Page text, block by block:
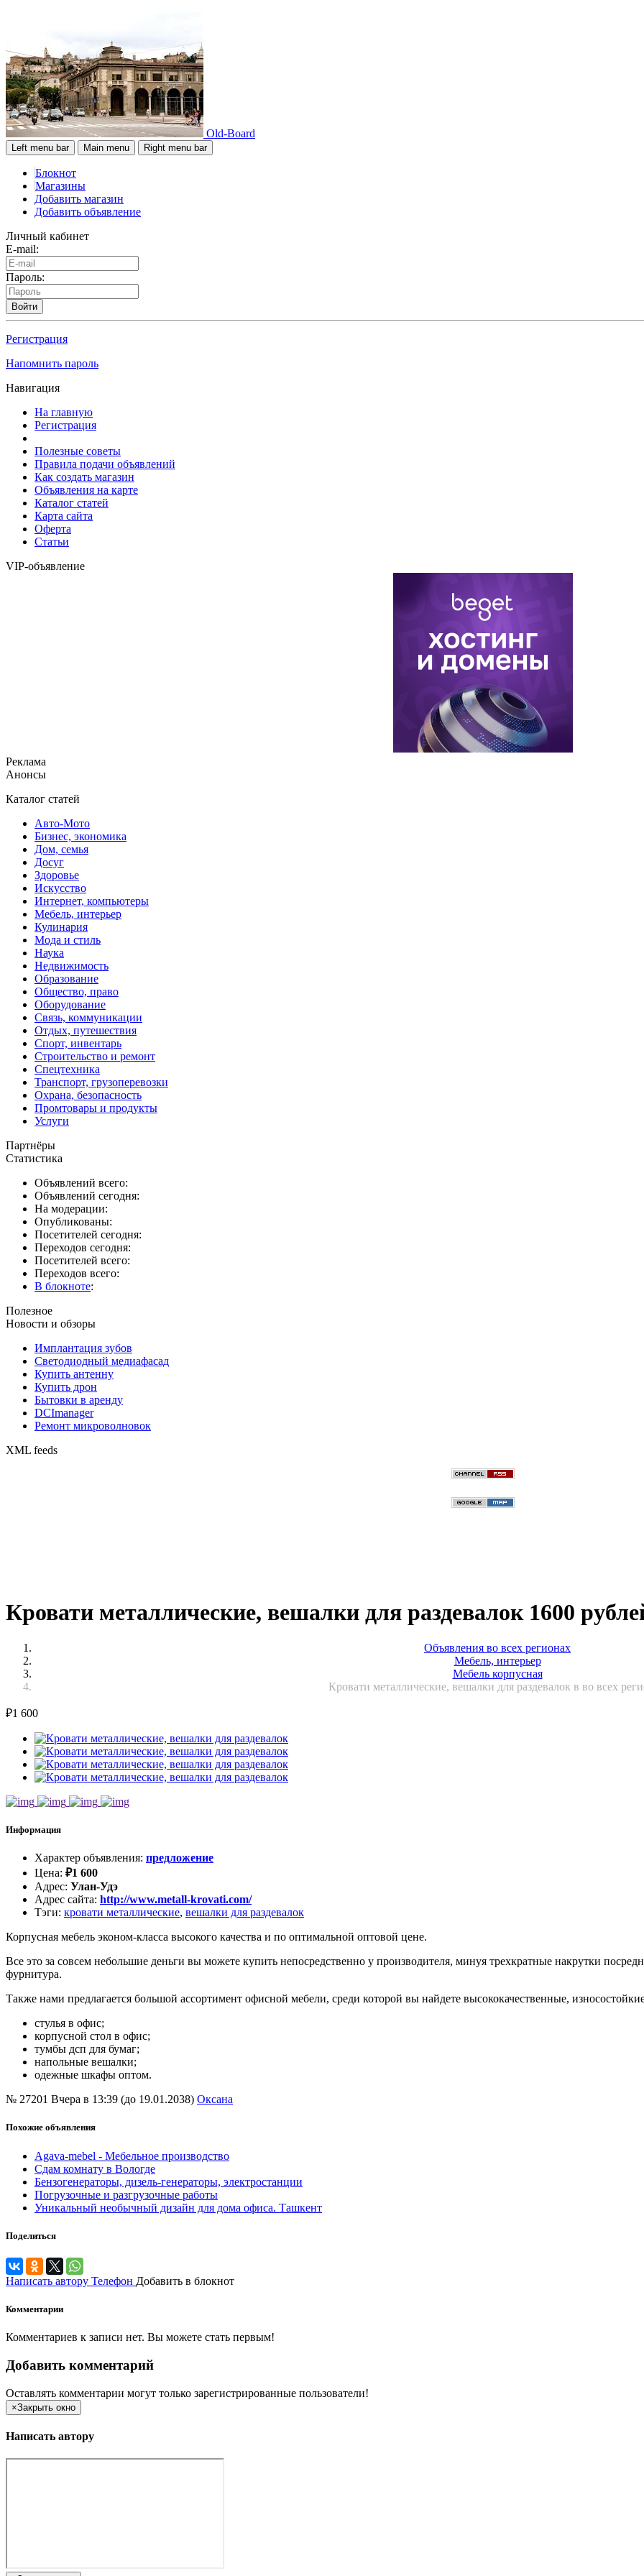
Old-Board
Left menu bar Main menu Right menu bar
Блокнот
Магазины
Добавить магазин
Добавить объявление
Личный кабинет
E-mail:
Пароль:
Войти
Регистрация
Напомнить пароль
Навигация
На главную
Регистрация
Полезные советы
Правила подачи объявлений
Как создать магазин
Объявления на карте
Каталог статей
Карта сайта
Оферта
Статьи
VIP-объявление
Реклама
Анонсы
Каталог статей
Авто-Мото
Бизнес, экономика
Дом, семья
Досуг
Здоровье
Искусство
Интернет, компьютеры
Мебель, интерьер
Кулинария
Мода и стиль
Наука
Недвижимость
Образование
Общество, право
Оборудование
Связь, коммуникации
Отдых, путешествия
Спорт, инвентарь
Строительство и ремонт
Спецтехника
Транспорт, грузоперевозки
Охрана, безопасность
Промтовары и продукты
Услуги
Партнёры
Статистика
Объявлений всего:
Объявлений сегодня:
На модерации:
Опубликованы:
Посетителей сегодня:
Переходов сегодня:
Посетителей всего:
Переходов всего:
В блокноте:
Полезное
Новости и обзоры
Имплантация зубов
Светодиодный медиафасад
Купить антенну
Купить дрон
Бытовки в аренду
DCImanager
Ремонт микроволновок
XML feeds
Кровати металлические, вешалки для раздевалок 1600
Объявления во всех регионах
Мебель, интерьер
Мебель корпусная
Кровати металлические, вешалки для раздевалок в во всех
₽1 600
Информация
Характер объявления: предложение
Цена: ₽1 600
Адрес: Улан-Удэ
Адрес сайта: http://www.metall-krovati.com/
Тэги: кровати металлические, вешалки для раздевалок
Корпусная мебель эконом-класса высокого качества и по оптимальной оптовой цене.
Все это за совсем небольшие деньги вы можете купить непосредственно у производителя, минуя трехкратные накрутки
фурнитура.
Также нами предлагается большой ассортимент офисной мебели, среди которой вы найдете высококачественные,
стулья в офис;
корпусной стол в офис;
тумбы дсп для бумаг;
напольные вешалки;
одежные шкафы оптом.
№ 27201 Вчера в 13:39 (до 19.01.2038) Оксана
Похожие объявления
Agava-mebel - Мебельное производство
Сдам комнату в Вологде
Бензогенераторы, дизель-генераторы, электростанции
Погрузочные и разгрузочные работы
Уникальный необычный дизайн для дома офиса. Ташкент
Поделиться
Написать автору Телефон Добавить в блокнот
Комментарии
Комментариев к записи нет. Вы можете стать первым!
Добавить комментарий
Оставлять комментарии могут только зарегистрированные пользователи!
×Закрыть окно
Написать автору